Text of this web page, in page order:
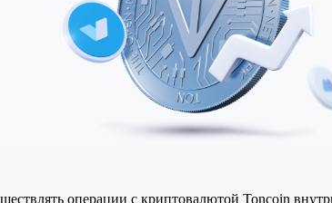
операции с криптовалютой Toncoin